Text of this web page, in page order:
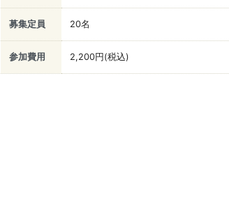
募集定員 20名
参加費用 2,200円(税込)